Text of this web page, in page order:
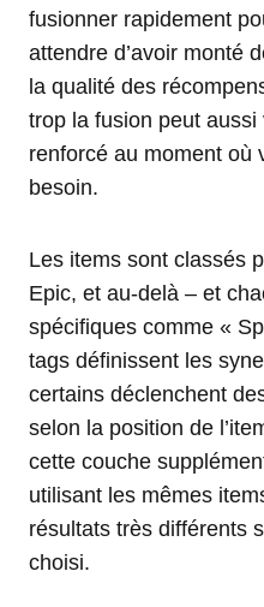
fusionner rapidement
attendre d’avoir monté
la qualité des
trop la fusion peut aussi
renforcé au moment où
besoin.
Les items sont classés
Epic, et au-delà – et
spécifiques comme «
tags définissent les
certains déclenchent
selon la position de
cette couche
utilisant les mêmes
résultats très différents
choisi.